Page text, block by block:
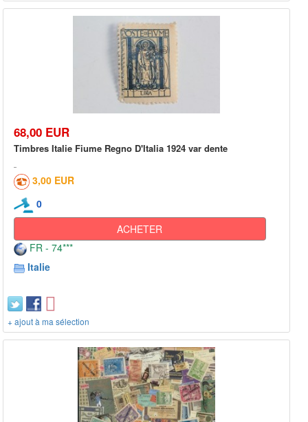
68,00 EUR
Timbres Italie Fiume Regno D'Italia 1924 var dente
3,00 EUR
0
ACHETER
FR - 74***
Italie
+ ajout à ma sélection